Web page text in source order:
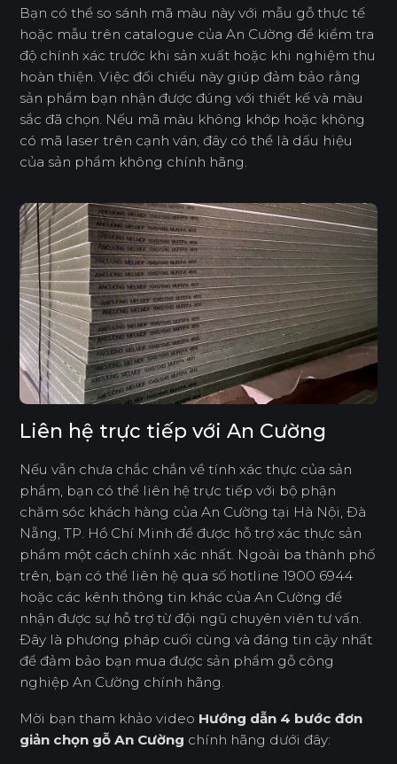
Bạn có thể so sánh mã màu này với mẫu gỗ thực tế
hoặc mẫu trên catalogue của An Cường để kiểm tra
độ chính xác trước khi sản xuất hoặc khi nghiệm thu
hoàn thiện. Việc đối chiếu này giúp đảm bảo rằng
sản phẩm bạn nhận được đúng với thiết kế và màu
sắc đã chọn. Nếu mã màu không khớp hoặc không
có mã laser trên cạnh ván, đây có thể là dấu hiệu
của sản phẩm không chính hãng.
Liên hệ trực tiếp với An Cường
Nếu vẫn chưa chắc chắn về tính xác thực của sản
phẩm, bạn có thể liên hệ trực tiếp với bộ phận
chăm sóc khách hàng của An Cường tại Hà Nội, Đà
Nẵng, TP. Hồ Chí Minh để được hỗ trợ xác thực sản
phẩm một cách chính xác nhất. Ngoài ba thành phố
trên, bạn có thể liên hệ qua số hotline 1900 6944
hoặc các kênh thông tin khác của An Cường để
nhận được sự hỗ trợ từ đội ngũ chuyên viên tư vấn.
Đây là phương pháp cuối cùng và đáng tin cậy nhất
để đảm bảo bạn mua được sản phẩm gỗ công
nghiệp An Cường chính hãng.
Mời bạn tham khảo video Hướng dẫn 4 bước đơn
giản chọn gỗ An Cường chính hãng dưới đây: